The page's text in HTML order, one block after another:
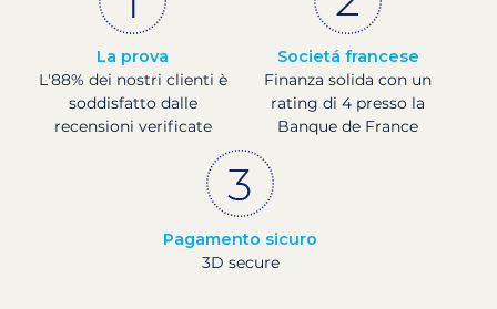
La prova
L'88% dei nostri clienti è
soddisfatto dalle
recensioni verificate
Societá francese
Finanza solida con un
rating di 4 presso la
Banque de France
Pagamento sicuro
3D secure